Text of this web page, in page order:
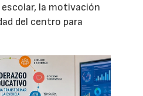
la motivación
del centro para